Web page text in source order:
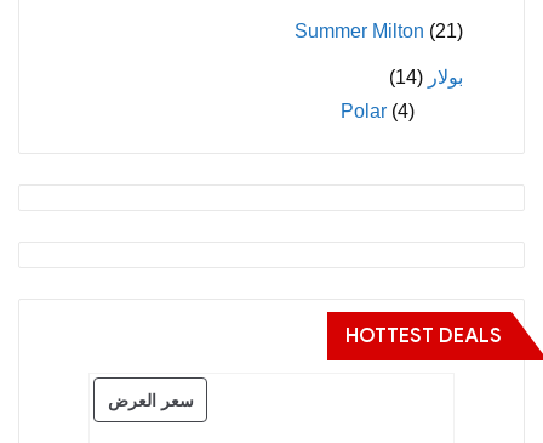
Summer Milton (21)
بولار (14)
Polar (4)
HOTTEST DEALS
سعر العرض